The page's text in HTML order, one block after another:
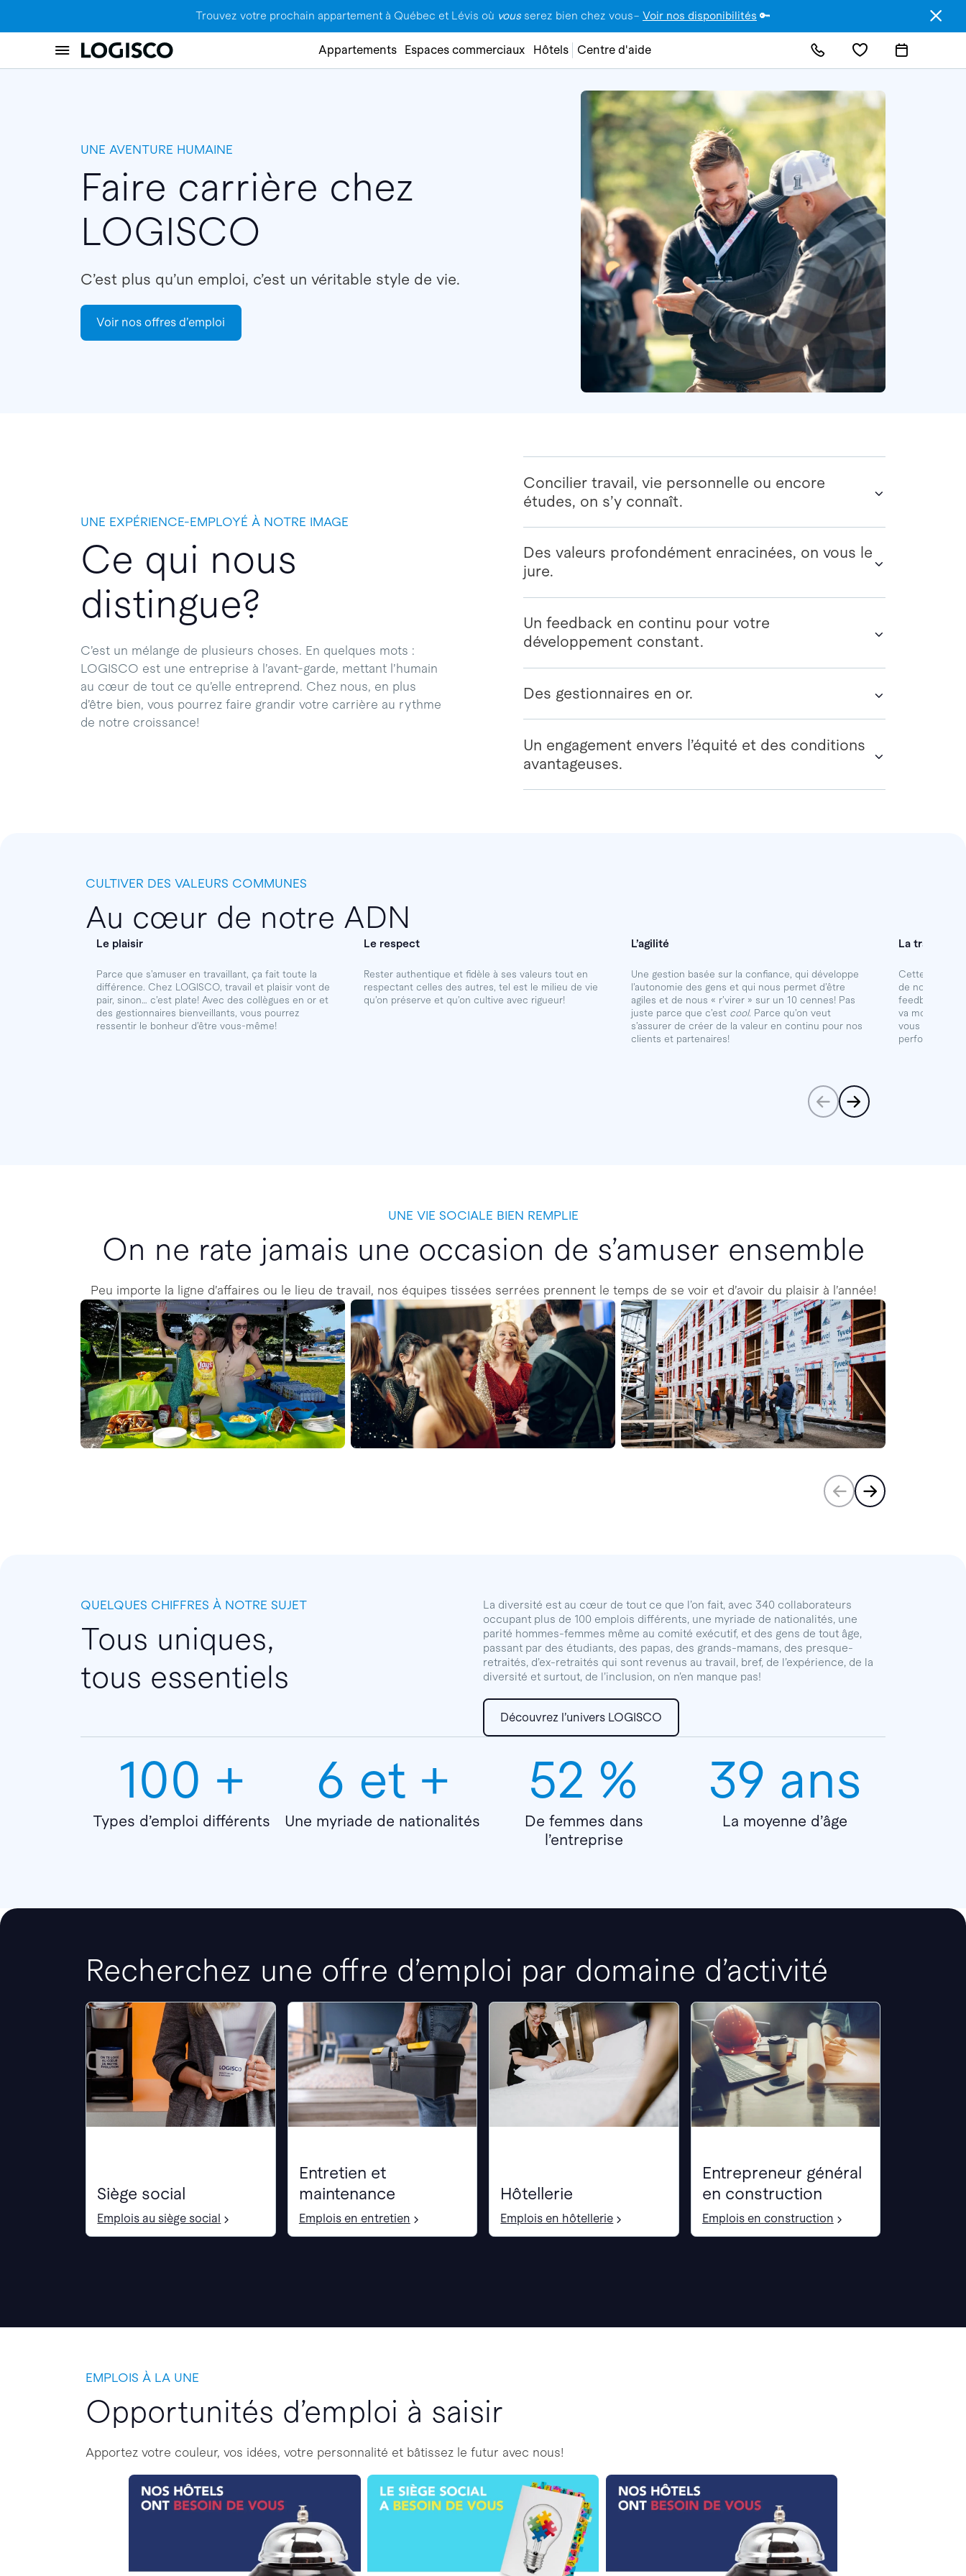
Trouvez votre prochain appartement à Québec et Lévis où vous serez bien chez vous– Voir nos disponibilités 🔑
Appartements Espaces commerciaux Hôtels Centre d'aide
UNE AVENTURE HUMAINE
Faire carrière chez
LOGISCO
C’est plus qu’un emploi, c’est un véritable style de vie.
Voir nos offres d’emploi
UNE EXPÉRIENCE-EMPLOYÉ À NOTRE IMAGE
Ce qui nous
distingue?
C’est un mélange de plusieurs choses. En quelques mots :
LOGISCO est une entreprise à l’avant-garde, mettant l’humain
au cœur de tout ce qu’elle entreprend. Chez nous, en plus
d’être bien, vous pourrez faire grandir votre carrière au rythme
de notre croissance!
Concilier travail, vie personnelle ou encore
études, on s’y connaît.
Des valeurs profondément enracinées, on vous le
jure.
Un feedback en continu pour votre
développement constant.
Des gestionnaires en or.
Un engagement envers l’équité et des conditions
avantageuses.
CULTIVER DES VALEURS COMMUNES
Au cœur de notre ADN
Le plaisir
Parce que s’amuser en travaillant, ça fait toute la
différence. Chez LOGISCO, travail et plaisir vont de
pair, sinon… c’est plate! Avec des collègues en or et
des gestionnaires bienveillants, vous pourrez
ressentir le bonheur d’être vous-même!
Le respect
Rester authentique et fidèle à ses valeurs tout en
respectant celles des autres, tel est le milieu de vie
qu’on préserve et qu’on cultive avec rigueur!
L’agilité
Une gestion basée sur la confiance, qui développe
l’autonomie des gens et qui nous permet d’être
agiles et de nous « r’virer » sur un 10 cennes! Pas
juste parce que c’est cool. Parce qu’on veut
s’assurer de créer de la valeur en continu pour nos
clients et partenaires!
La
Cette
de nos
feedback en
va moins
vous assurer
performant et
UNE VIE SOCIALE BIEN REMPLIE
On ne rate jamais une occasion de s’amuser ensemble
Peu importe la ligne d’affaires ou le lieu de travail, nos équipes tissées serrées prennent le temps de se voir et d’avoir du plaisir à l’année!
QUELQUES CHIFFRES À NOTRE SUJET
Tous uniques,
tous essentiels
La diversité est au cœur de tout ce que l’on fait, avec 340 collaborateurs
occupant plus de 100 emplois différents, une myriade de nationalités, une
parité hommes-femmes même au comité exécutif, et des gens de tout âge,
passant par des étudiants, des papas, des grands-mamans, des presque-
retraités, d’ex-retraités qui sont revenus au travail, bref, de l’expérience, de la
diversité et surtout, de l’inclusion, on n’en manque pas!
Découvrez l’univers LOGISCO
100 +
Types d’emploi différents
6 et +
Une myriade de nationalités
52 %
De femmes dans
l’entreprise
39 ans
La moyenne d’âge
Recherchez une offre d’emploi par domaine d’activité
Siège social
Emplois au siège social
Entretien et
maintenance
Emplois en entretien
Hôtellerie
Emplois en hôtellerie
Entrepreneur général
en construction
Emplois en construction
EMPLOIS À LA UNE
Opportunités d’emploi à saisir
Apportez votre couleur, vos idées, votre personnalité et bâtissez le futur avec nous!